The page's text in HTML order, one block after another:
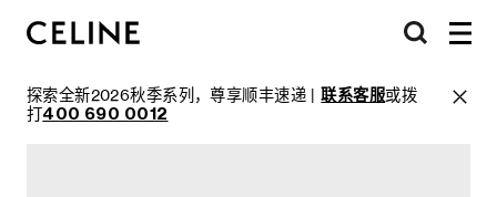
探索全新2026秋季系列，尊享顺丰速递 |联系客服或拨
打400 690 0012